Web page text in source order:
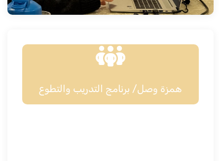
همزة وصل/ برنامج التدريب والتطوع